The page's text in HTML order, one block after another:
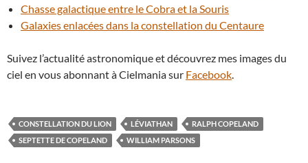
Chasse galactique entre le Cobra et la Souris
Galaxies enlacées dans la constellation du Centaure
Suivez l’actualité astronomique et découvrez mes images du
ciel en vous abonnant à Cielmania sur Facebook
CONSTELLATION DU LION LÉVIATHAN
RALPH COPELAND
SEPTETTE DE COPELAND
WILLIAM PARSONS